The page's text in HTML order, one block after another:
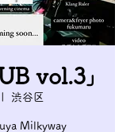
vol.3｣
渋谷区
Milkyway